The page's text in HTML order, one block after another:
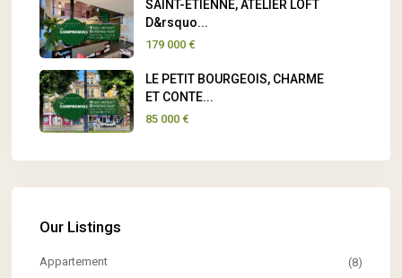
SAINT-ÉTIENNE, ATELIER LOFT
D&rsquo...
179 000 €
LE PETIT BOURGEOIS, CHARME
ET CONTE...
85 000 €
Our Listings
Appartement (8)